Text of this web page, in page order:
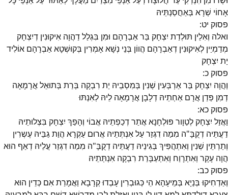
אָחוֹי שְׁרָא בְּאַחֲסַנְתֵּיהּ
פסוק יט:
ואלה וְאִלֵין תּוּלְדַת יִצְחָק בַּר אַבְרָהָם וּמִן בִּגְלַל דַהֲוָה אִיקוּנִין דְיִצְחָק
מְדַמְיַין לְאִיקוּנִין דְאַבְרָהָם הֲווֹן בְּנֵי נְשָׁא אָמְרִין בְּקוּשְׁטָא אַבְרָהָם אוֹלִיד
יַת יִצְחָק
פסוק כ:
וַהֲוָה יִצְחָק בַּר אַרְבְּעִין שְׁנִין בְּמִסְבֵיהּ יַת רִבְקָה בְּרַת בְּתוּאֵל אֲרָמָאָה
דְמִן פַּדַן אֲרָם אַחְתֵיהּ דְלָבָן אֲרָמָאָה לֵיהּ לְאִנְתּוּ
פסוק כא:
וַאֲזַל יִצְחָק לְטַוָור פּוּלְחָנָא אֲתַר דְכַפְתֵיהּ אֲבוֹי וְהָפַךְ יִצְחָק בִּצְלוּתֵיהּ
דַעֲתֵּיה דְקֻבָּ"ה מִמַה דִגְזַר עַל אִנְתְּתֵיהּ אֲרוּם עַקְרָא הֲוַת גַבֵּיהּ עֶשְרִין
וְתַרְתֵּין שְׁנִין וְאִתְהֲפִּיךְ בְּגִינֵיהּ דַעֲתֵּיה דְקֻבָּ"ה מִמַה דִגְזַר עֲלֵיהּ דְאַף הוּא
הֲוָה עָקָר וְאִתְרָוַח וְאִתְעַבָּרַת רִבְקָה אִנְתְּתֵיהּ
פסוק כב:
וְאַדְחִיקוּ בְּנַיָא בְּמֵיעָהָא הֵי כְּגוּבְרִין עָבְדוּ קְרָבָא וַאֲמָרַת אִם כְּדֵין הוּא